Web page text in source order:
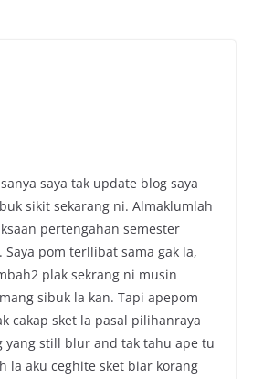
saya tak update blog saya
sikit sekarang ni. Almaklumlah
pertengahan semester
pom terllibat sama gak la,
plak sekrang ni musin
sibuk la kan. Tapi apepom
cakap sket la pasal pilihanraya
yang still blur and tak tahu ape tu
la aku ceghite sket biar korang